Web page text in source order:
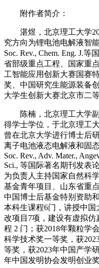
附作者简介：
湛煜，北京理工大学
究方向为锂电池电解液智
Soc. Rev., Chem. Eng. J.
省部级重点工程、国家重
工智能应用创新大赛国赛
奖、中国研究生能源装备
大学生创新大赛北京市二
陈楠，北京理工大学
得学士学位，于北京理工
曾在北京大学进行博士后
离子电池液态电解液和固
Soc. Rev., Adv. Mater.,
Sci., 等国际著名期刊发表
为负责人主持国家自然科
基金青年项目、山东省重
中国博士后基金特别资助
本科生课程6门，讲授中
改项目7项，建设有虚拟
程 2 门；获2018年颗粒学
科学技术奖一等奖，获
等奖，获2023年中国产学
年中国发明协会发明创业奖